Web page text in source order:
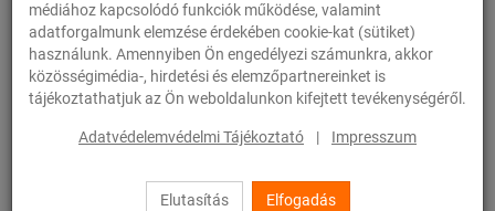
médiához kapcsolódó funkciók működése, valamint
adatforgalmunk elemzése érdekében cookie-kat (sütiket)
használunk. Amennyiben Ön engedélyezi számunkra, akkor
közösségimédia-, hirdetési és elemzőpartnereinket is
tájékoztathatjuk az Ön weboldalunkon kifejtett tevékenységéről.
Adatvédelemvédelmi Tájékoztató | Impresszum
Elutasítás Elfogadás
Webáruhàz Rögzítéstechnika
Légtechnika
Szerelősínek szellőzőcsövek rögzítéséhez
MPC-rendszersínek (kis és közepes terheléshez)
MPC-rendszersínek
1 / 63